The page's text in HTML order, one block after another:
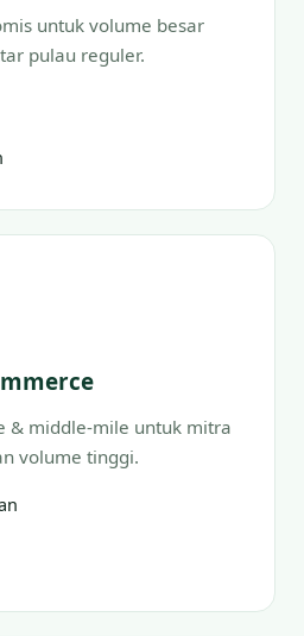
untuk volume besar
pulau reguler.
& middle-mile untuk mitra
volume tinggi.